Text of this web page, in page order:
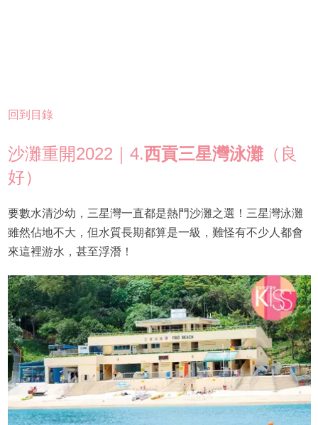
回到目錄
沙灘重開2022｜4.西貢三星灣泳灘（良
好）
要數水清沙幼，三星灣一直都是熱門沙灘之選！三星灣泳灘
雖然佔地不大，但水質長期都算是一級，難怪有不少人都會
來這裡游水，甚至浮潛！